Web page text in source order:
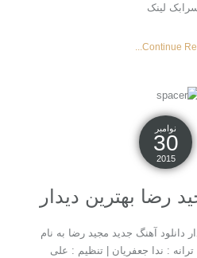
Continue
نوامبر
30
2015
رضا بهترین دیدار
دانلود آهنگ جدید مجید رضا به نام
: ندا جعفریان | تنظیم : علی